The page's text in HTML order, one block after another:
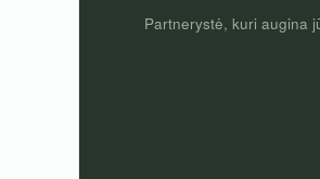
Partnerystė, kuri augina